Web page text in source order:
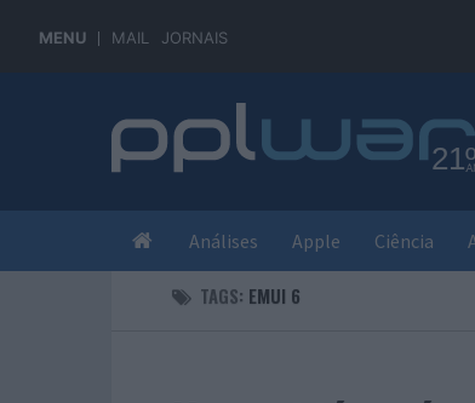
MENU MAIL JORNAIS
Análises Apple Ciência
TAGS: EMUI 6